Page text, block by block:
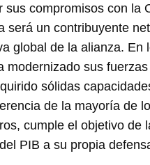
sus compromisos con la
será un contribuyente
global de la alianza. En
modernizado sus fuerzas
sólidas
de la mayoría de
cumple el objetivo de
PIB a su propia